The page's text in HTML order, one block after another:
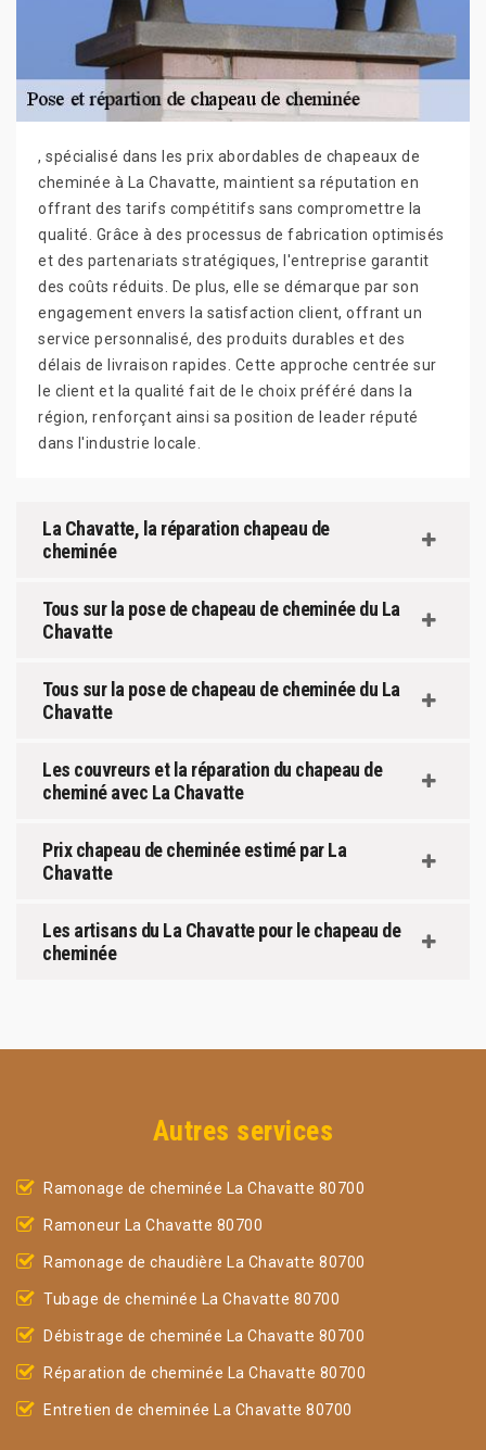
, spécialisé dans les prix abordables de chapeaux de
cheminée à La Chavatte, maintient sa réputation en
offrant des tarifs compétitifs sans compromettre la
qualité. Grâce à des processus de fabrication optimisés
et des partenariats stratégiques, l'entreprise garantit
des coûts réduits. De plus, elle se démarque par son
engagement envers la satisfaction client, offrant un
service personnalisé, des produits durables et des
délais de livraison rapides. Cette approche centrée sur
le client et la qualité fait de le choix préféré dans la
région, renforçant ainsi sa position de leader réputé
dans l'industrie locale.
La Chavatte, la réparation chapeau de
cheminée
Tous sur la pose de chapeau de cheminée du La
Chavatte
Tous sur la pose de chapeau de cheminée du La
Chavatte
Les couvreurs et la réparation du chapeau de
cheminé avec La Chavatte
Prix chapeau de cheminée estimé par La
Chavatte
Les artisans du La Chavatte pour le chapeau de
cheminée
Autres services
Ramonage de cheminée La Chavatte 80700
Ramoneur La Chavatte 80700
Ramonage de chaudière La Chavatte 80700
Tubage de cheminée La Chavatte 80700
Débistrage de cheminée La Chavatte 80700
Réparation de cheminée La Chavatte 80700
Entretien de cheminée La Chavatte 80700